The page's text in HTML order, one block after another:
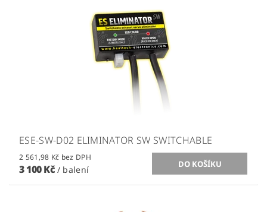
ESE-SW-D02 ELIMINATOR SW SWITCHABLE
2 561,98 Kč bez DPH
3 100 Kč / balení